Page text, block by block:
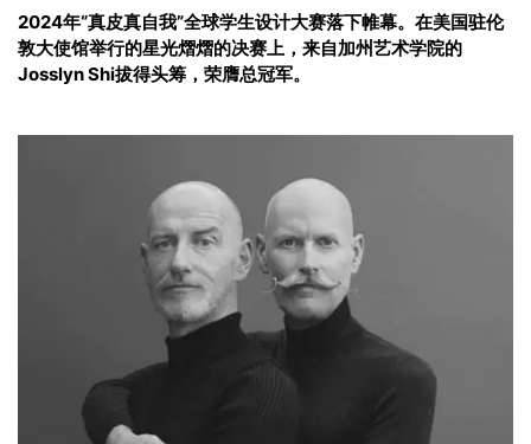
2024年“真皮真自我”全球学生设计大赛落下帷幕。在美国驻伦
敦大使馆举行的星光熠熠的决赛上，来自加州艺术学院的
Josslyn Shi拔得头筹，荣膺总冠军。